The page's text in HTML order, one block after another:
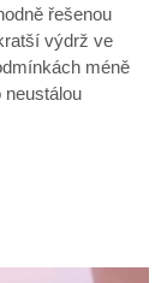
řešenou
výdrž ve
méně
neustálou